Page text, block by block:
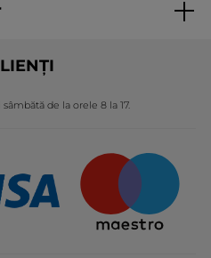
la distanță a
de la orele 8 la 17.